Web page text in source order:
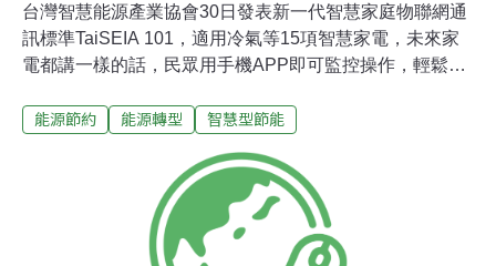
台灣智慧能源產業協會30日發表新一代智慧家庭物聯網通
訊標準TaiSEIA 101，適用冷氣等15項智慧家電，未來家
電都講一樣的話，民眾用手機APP即可監控操作，輕鬆節
氣、除濕機等15項家電產品懂同樣的話，未來可以跨品
和操作，輕鬆掌握家中耗能狀況，實現節能又省錢的智慧
生活。台灣智慧能源產業協會理事長指出，國內五大家電
業者在2014年成立台灣智慧能源產業協會，成功制定出台
灣自有的智慧家庭物聯網通訊標準TaiSEIA 101，未來民
能源節約 能源轉型 智慧型節能